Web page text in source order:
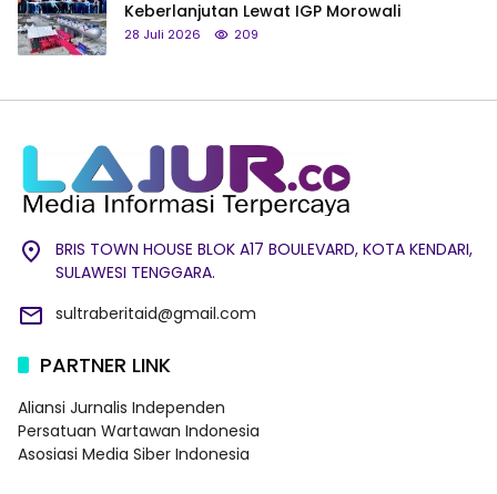
Keberlanjutan Lewat IGP Morowali
28 Juli 2026 209
BRIS TOWN HOUSE BLOK A17 BOULEVARD, KOTA KENDARI,
SULAWESI TENGGARA.
sultraberitaid@gmail.com
PARTNER LINK
Aliansi Jurnalis Independen
Persatuan Wartawan Indonesia
Asosiasi Media Siber Indonesia